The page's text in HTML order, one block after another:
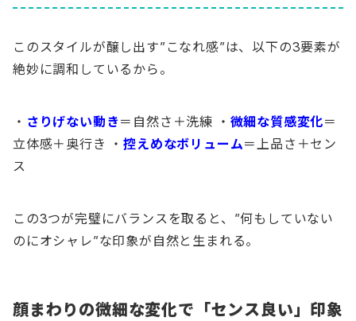
このスタイルが醸し出す”こなれ感”は、以下の3要素が
絶妙に調和しているから。
・ さりげない動き ＝自然さ＋洗練 ・ 微細な質感変化＝
立体感＋奥行き ・控えめなボリューム＝上品さ＋セン
ス
この3つが完璧にバランスを取ると、”何もしていない
のにオシャレ”な印象が自然と生まれる。
顔まわりの微細な変化で「センス良い」印象